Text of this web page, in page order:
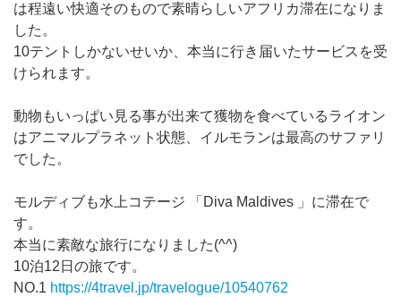
は程遠い快適そのもので素晴らしいアフリカ滞在になりま
した。
10テントしかないせいか、本当に行き届いたサービスを受
けられます。
動物もいっぱい見る事が出来て獲物を食べているライオン
はアニマルプラネット状態、イルモランは最高のサファリ
でした。
モルディブも水上コテージ 「Diva Maldives 」に滞在で
す。
本当に素敵な旅行になりました(^^)
10泊12日の旅です。
NO.1 https://4travel.jp/travelogue/10540762